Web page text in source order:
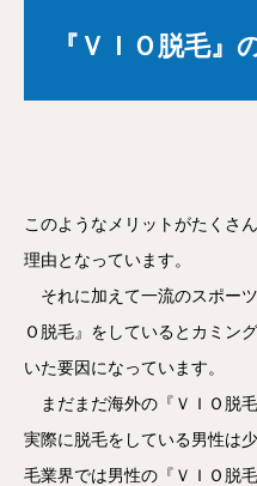
『ＶＩＯ脱毛
このようなメリットがたくさ
理由となっています。
それに加えて一流のスポー
Ｏ脱毛』をしているとカミン
いた要因になっています。
まだまだ海外の『ＶＩＯ脱
実際に脱毛をしている男性は
毛業界では男性の『ＶＩＯ脱